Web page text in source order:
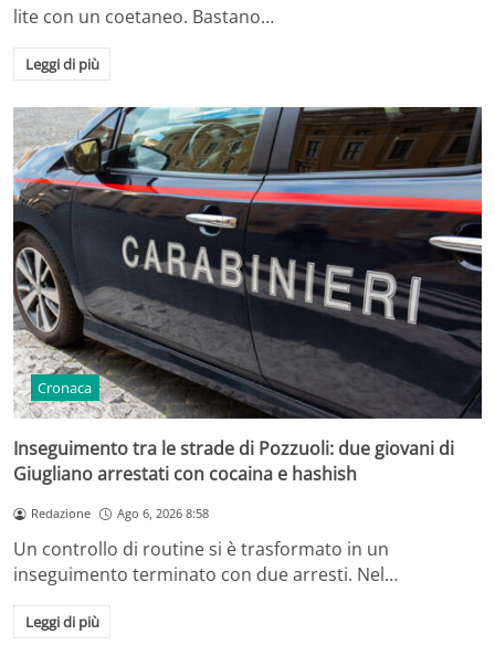
lite con un coetaneo. Bastano…
Leggi di più
Cronaca
Inseguimento tra le strade di Pozzuoli: due giovani di
Giugliano arrestati con cocaina e hashish
Redazione Ago 6, 2026 8:58
Un controllo di routine si è trasformato in un
inseguimento terminato con due arresti. Nel…
Leggi di più